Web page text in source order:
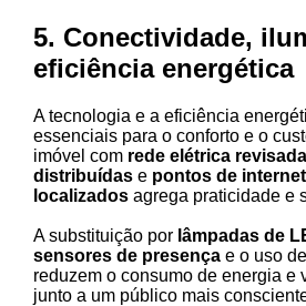
5. Conectividade,
eficiência energética
A tecnologia e a eficiência
essenciais para o conforto e o
imóvel com rede elétrica revisada
distribuídas e pontos de
localizados agrega praticidade e
A substituição por lâmpadas de
sensores de presença e o uso de
reduzem o consumo de energia e
junto a um público mais